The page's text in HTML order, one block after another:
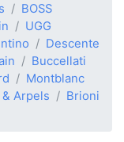
BOSS
UGG
Descente
Buccellati
Montblanc
Arpels
Brioni